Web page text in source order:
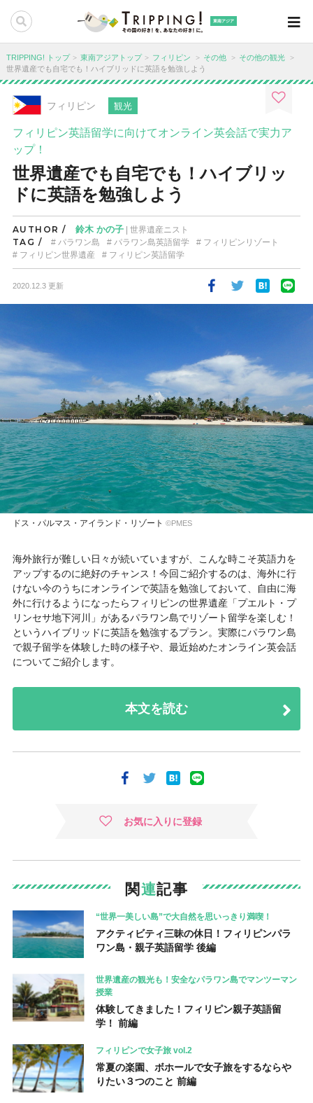
東南アジア
TRIPPING! トップ 東南アジアトップ フィリピン その他
その他の観光
世界遺産でも自宅でも！ハイブリッドに英語を勉強しよう
フィリピン 観光
フィリピン英語留学に向けてオンライン英会話で実力ア
ップ！
世界遺産でも自宅でも！ハイブリッ
ドに英語を勉強しよう
AUTHOR / 鈴木 かの子| 世界遺産ニスト
TAG / パラワン島 パラワン島英語留学
フィリピンリゾート
フィリピン世界遺産
フィリピン英語留学
2020.12.3 更新
ドス・パルマス・アイランド・リゾート ©PMES
海外旅行が難しい日々が続いていますが、こんな時こそ英語力を
アップするのに絶好のチャンス！今回ご紹介するのは、海外に行
けない今のうちにオンラインで英語を勉強しておいて、自由に海
外に行けるようになったらフィリピンの世界遺産「プエルト・プ
リンセサ地下河川」があるパラワン島でリゾート留学を楽しむ！
というハイブリッドに英語を勉強するプラン。実際にパラワン島
で親子留学を体験した時の様子や、最近始めたオンライン英会話
についてご紹介します。
本文を読む
お気に入りに登録
関連記事
“世界一美しい島”で大自然を思いっきり満喫！
アクティビティ三昧の休日！フィリピンパラ
ワン島・親子英語留学 後編
世界遺産の観光も！安全なパラワン島でマンツーマン
授業
体験してきました！フィリピン親子英語留
学！ 前編
フィリピンで女子旅 vol.2
常夏の楽園、ボホールで女子旅をするならや
りたい３つのこと 前編